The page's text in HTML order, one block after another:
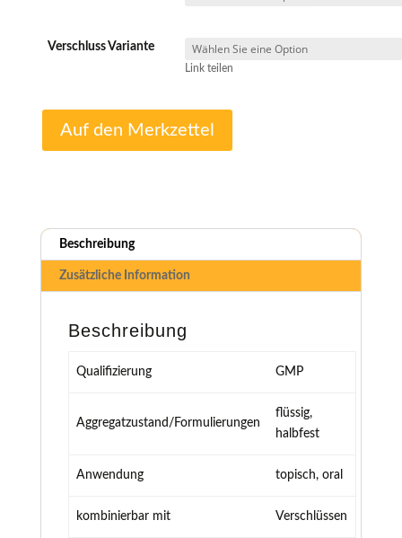
Verschluss Variante
Link teilen
Auf den Merkzettel
Beschreibung
Zusätzliche Information
Beschreibung
Qualifizierung GMP
Aggregatzustand/Formulierungen
flüssig,
halbfest
Anwendung topisch, oral
kombinierbar mit Verschlüssen